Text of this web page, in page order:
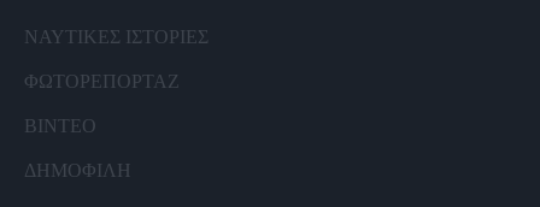
ΝΑΥΤΙΚΕΣ ΙΣΤΟΡΙΕΣ
ΦΩΤΟΡΕΠΟΡΤΑΖ
ΒΙΝΤΕΟ
ΔΗΜΟΦΙΛΗ